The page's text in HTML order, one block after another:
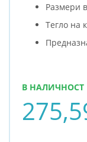
Размери
Тегло на
В НАЛИЧНОСТ